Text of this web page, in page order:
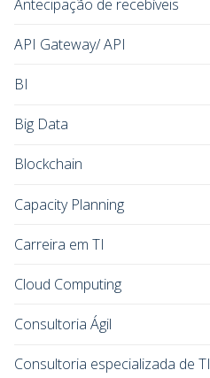
Antecipação de recebíveis
API Gateway/ API
BI
Big Data
Blockchain
Capacity Planning
Carreira em TI
Cloud Computing
Consultoria Ágil
Consultoria especializada de TI